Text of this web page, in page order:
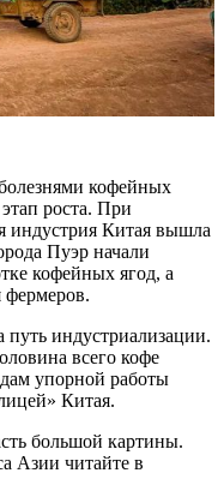
кофейных
роста. При
индустрия Китая вышла
Пуэр начали
кофейных ягод, а
фермеров.
путь индустриализации.
всего кофе
упорной работы
Китая.
большой картины.
Азии читайте в